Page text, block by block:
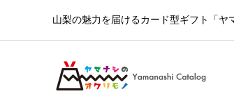
山梨の魅力を届けるカード型ギフト「ヤ